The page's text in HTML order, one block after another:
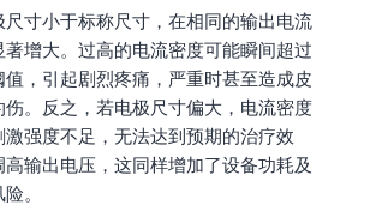
尺寸小于标称尺寸，在相同的输出电流
增大。过高的电流密度可能瞬间超过
，引起剧烈疼痛，严重时甚至造成皮
伤。反之，若电极尺寸偏大，电流密度
强度不足，无法达到预期的治疗效
输出电压，这同样增加了设备功耗及
。